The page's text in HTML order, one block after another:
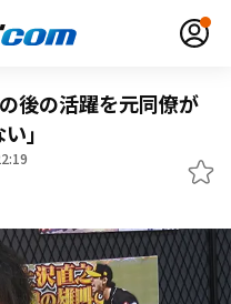
後の活躍を元同僚が
」